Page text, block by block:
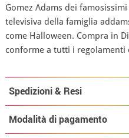
Gomez Adams dei
televisiva della famiglia
come Halloween. Compra in
conforme a tutti i regolamenti
Spedizioni & Resi
Modalità di pagamento